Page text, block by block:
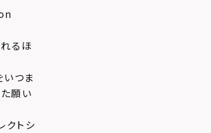
るほ
つま
願い
クトシ